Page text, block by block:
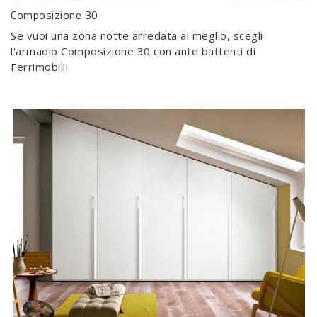
Composizione 30
Se vuoi una zona notte arredata al meglio, scegli
l'armadio Composizione 30 con ante battenti di
Ferrimobili!